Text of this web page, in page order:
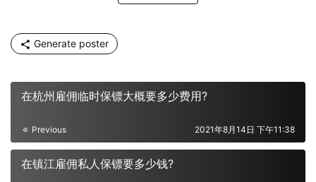
Generate poster
在杭州雇佣临时保镖大概要多少费用?
Previous 2021年8月14日 下午11:38
在镇江雇佣私人保镖要多少钱?